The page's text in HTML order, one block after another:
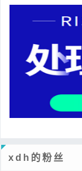
xdh的粉丝